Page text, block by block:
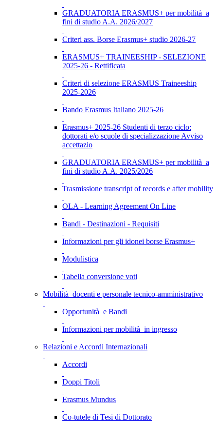
GRADUATORIA ERASMUS+ per mobilità a
fini di studio A.A. 2026/2027
Criteri ass. Borse Erasmus+ studio 2026-27
ERASMUS+ TRAINEESHIP - SELEZIONE
2025-26 - Rettificata
Criteri di selezione ERASMUS Traineeship
2025-2026
Bando Erasmus Italiano 2025-26
Erasmus+ 2025-26 Studenti di terzo ciclo:
dottorati e/o scuole di specializzazione Avviso
accettazio
GRADUATORIA ERASMUS+ per mobilità a
fini di studio A.A. 2025/2026
Trasmissione transcript of records e after mobility
OLA - Learning Agreement On Line
Bandi - Destinazioni - Requisiti
Informazioni per gli idonei borse Erasmus+
Modulistica
Tabella conversione voti
Mobilità docenti e personale tecnico-amministrativo
Opportunità e Bandi
Informazioni per mobilità in ingresso
Relazioni e Accordi Internazionali
Accordi
Doppi Titoli
Erasmus Mundus
Co-tutele di Tesi di Dottorato